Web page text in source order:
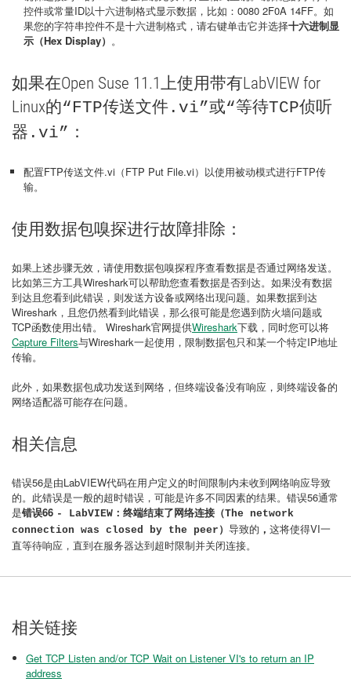
控件或常量ID以十六进制格式显示数据，比如：0080 2F0A 14FF。如
果您的字符串控件不是十六进制格式，请右键单击它并选择十六进制显
示（Hex Display） 。
如果在Open Suse 11.1上使用带有LabVIEW for
Linux的“FTP传送文件.vi”或“等待TCP侦听
器.vi” ：
配置FTP传送文件.vi（FTP Put File.vi）以使用被动模式进行FTP传
输。
使用数据包嗅探进行故障排除：
如果上述步骤无效，请使用数据包嗅探程序查看数据是否通过网络发送。
比如第三方工具Wireshark可以帮助您查看数据是否到达。如果没有数据
到达且您看到此错误，则发送方设备或网络出现问题。如果数据到达
Wireshark，且您仍然看到此错误，那么很可能是您遇到防火墙问题或
TCP函数使用出错。 Wireshark官网提供Wireshark下载，同时您可以将
Capture Filters与Wireshark一起使用，限制数据包只和某一个特定IP地址
传输。
此外，如果数据包成功发送到网络，但终端设备没有响应，则终端设备的
网络适配器可能存在问题。
相关信息
错误56是由LabVIEW代码在用户定义的时间限制内未收到网络响应导致
的。此错误是一般的超时错误，可能是许多不同因素的结果。错误56通常
是错误66 - LabVIEW：终端结束了网络连接（The network
connection was closed by the peer） 导致的 ， 这将使得VI一
直等待响应，直到在服务器达到超时限制并关闭连接。
相关链接
Get TCP Listen and/or TCP Wait on Listener VI's to return an IP
address